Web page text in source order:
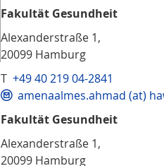
Fakultät Gesundheit
Alexanderstraße 1,
20099 Hamburg
T +49 40 219 04-2841
amenaalmes.ahmad (at)
Fakultät Gesundheit
Alexanderstraße 1,
20099 Hamburg